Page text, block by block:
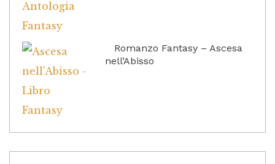
Romanzo Fantasy – Ascesa
nell’Abisso